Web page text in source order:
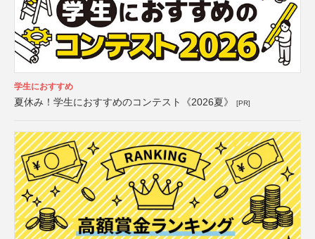
学生におすすめ
夏休み！学生におすすめのコンテスト《2026夏》 [PR]